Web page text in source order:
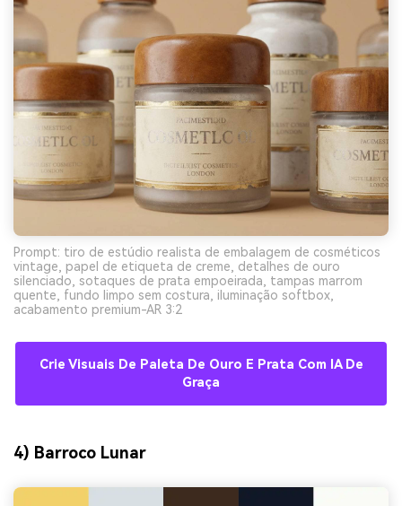
Prompt: tiro de estúdio realista de embalagem de cosméticos
vintage, papel de etiqueta de creme, detalhes de ouro
silenciado, sotaques de prata empoeirada, tampas marrom
quente, fundo limpo sem costura, iluminação softbox,
acabamento premium-AR 3:2
Crie Visuais De Paleta De Ouro E Prata Com IA De
Graça
4) Barroco Lunar